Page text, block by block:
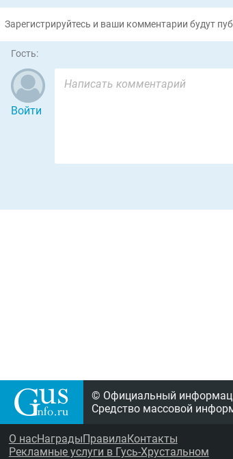
Зарегистрируйтесь и ваши комментарии будут
Гость:
Войти
© Официальный
Средство массовой
О насНаграды Правила Контакты
Рекламные услуги в Гусь-Хрустальном